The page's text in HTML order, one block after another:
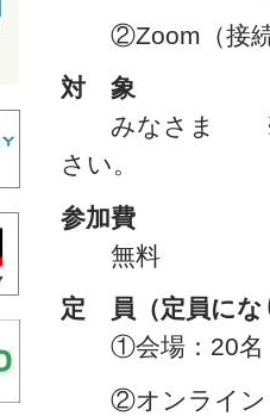
②Zoom（接続
対 象
みなさま ※特
さい。
参加費
無料
定 員（定員にな
①会場：20名
②オンライン